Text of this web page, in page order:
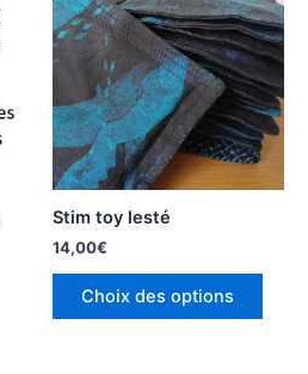
Stim toy lesté
14,00€
Choix des options
Ce